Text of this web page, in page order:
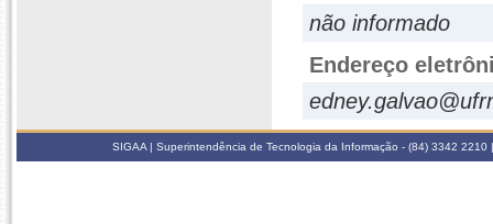
não informado
Endereço
SIGAA | Superintendência de Tecnologia da Informação - (84) 3342